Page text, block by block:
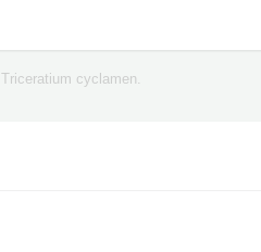
Triceratium cyclamen.